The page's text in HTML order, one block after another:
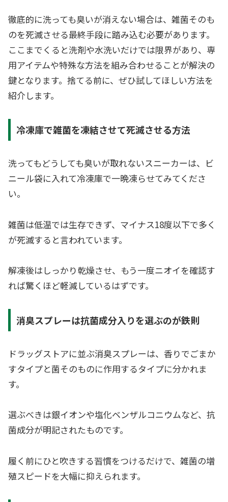
徹底的に洗っても臭いが消えない場合は、雑菌そのも
のを死滅させる最終手段に踏み込む必要があります。
ここまでくると洗剤や水洗いだけでは限界があり、専
用アイテムや特殊な方法を組み合わせることが解決の
鍵となります。捨てる前に、ぜひ試してほしい方法を
紹介します。
冷凍庫で雑菌を凍結させて死滅させる方法
洗ってもどうしても臭いが取れないスニーカーは、ビ
ニール袋に入れて冷凍庫で一晩凍らせてみてくださ
い。
雑菌は低温では生存できず、マイナス18度以下で多く
が死滅すると言われています。
解凍後はしっかり乾燥させ、もう一度ニオイを確認す
れば驚くほど軽減しているはずです。
消臭スプレーは抗菌成分入りを選ぶのが鉄則
ドラッグストアに並ぶ消臭スプレーは、香りでごまか
すタイプと菌そのものに作用するタイプに分かれま
す。
選ぶべきは銀イオンや塩化ベンザルコニウムなど、抗
菌成分が明記されたものです。
履く前にひと吹きする習慣をつけるだけで、雑菌の増
殖スピードを大幅に抑えられます。